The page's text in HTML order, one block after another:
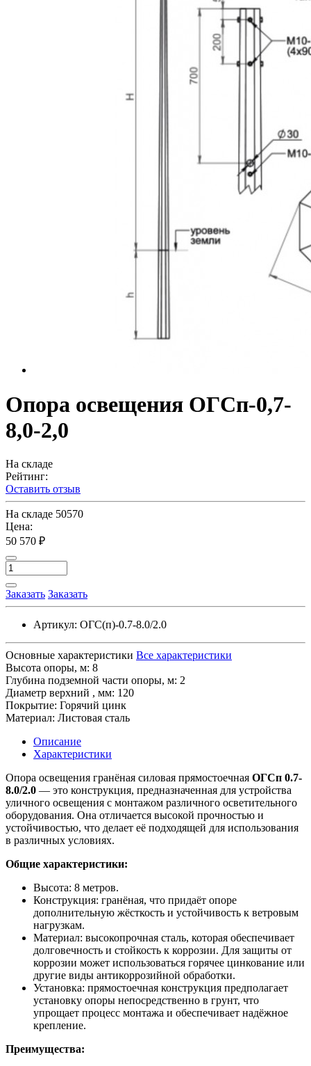
Опора освещения ОГСп-0,7-
8,0-2,0
На складе
Рейтинг:
Оставить отзыв
На складе 50570
Цена:
50 570 ₽
Заказать Заказать
Артикул: ОГС(п)-0.7-8.0/2.0
Основные характеристики Все характеристики
Высота опоры, м: 8
Глубина подземной части опоры, м: 2
Диaмeтp верхний , мм: 120
Покрытие: Горячий цинк
Материал: Листовая сталь
Описание
Характеристики
Опора освещения гранёная силовая прямостоечная ОГСп 0.7-
8.0/2.0 — это конструкция, предназначенная для устройства
уличного освещения с монтажом различного осветительного
оборудования. Она отличается высокой прочностью и
устойчивостью, что делает её подходящей для использования
в различных условиях.
Общие характеристики:
Высота: 8 метров.
Конструкция: гранёная, что придаёт опоре
дополнительную жёсткость и устойчивость к ветровым
нагрузкам.
Материал: высокопрочная сталь, которая обеспечивает
долговечность и стойкость к коррозии. Для защиты от
коррозии может использоваться горячее цинкование или
другие виды антикоррозийной обработки.
Установка: прямостоечная конструкция предполагает
установку опоры непосредственно в грунт, что
упрощает процесс монтажа и обеспечивает надёжное
крепление.
Преимущества: